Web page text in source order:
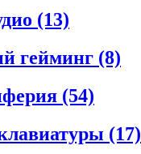
(13)
гейминг (8)
(54)
(17)